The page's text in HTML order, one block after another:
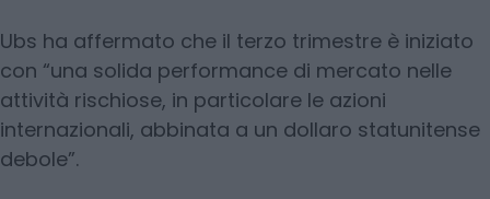
Ubs ha affermato che il terzo trimestre è iniziato
con “una solida performance di mercato nelle
attività rischiose, in particolare le azioni
internazionali, abbinata a un dollaro statunitense
debole”.